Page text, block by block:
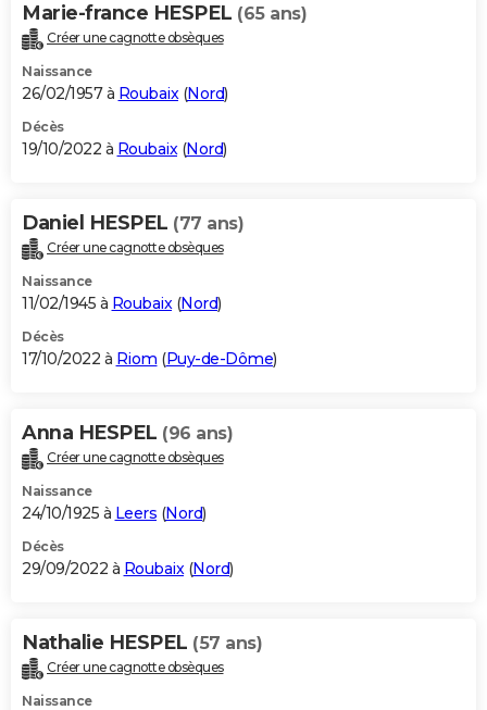
Marie-france HESPEL (65 ans)
Créer une cagnotte obsèques
Naissance
26/02/1957 à Roubaix(Nord)
Décès
19/10/2022 à Roubaix(Nord)
Daniel HESPEL (77 ans)
Créer une cagnotte obsèques
Naissance
11/02/1945 à Roubaix(Nord)
Décès
17/10/2022 à Riom (Puy-de-Dôme)
Anna HESPEL (96 ans)
Créer une cagnotte obsèques
Naissance
24/10/1925 à Leers (Nord)
Décès
29/09/2022 à Roubaix(Nord)
Nathalie HESPEL (57 ans)
Créer une cagnotte obsèques
Naissance